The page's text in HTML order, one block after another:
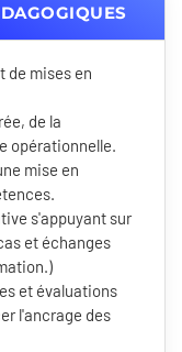
de mises en
de la
opérationnelle.
mise en
s'appuyant sur
et échanges
et évaluations
l'ancrage des